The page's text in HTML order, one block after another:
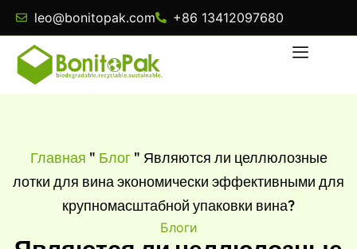
leo@bonitopak.com +86 13412097680
Главная " Блог " Являются ли целлюлозные
лотки для вина экономически эффективными для
крупномасштабной упаковки вина?
Блоги